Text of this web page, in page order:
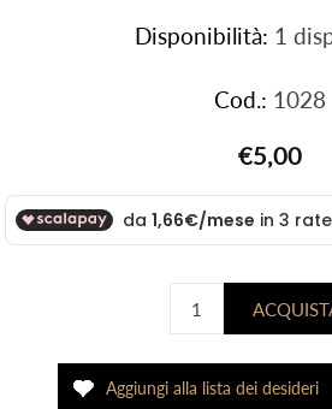
Disponibilità: 1
Cod.: 1028
€5,00